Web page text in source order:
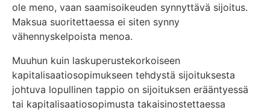
ole meno, vaan saamisoikeuden synnyttävä sijoitus.
Maksua suoritettaessa ei siten synny
vähennyskelpoista menoa.
Muuhun kuin laskuperustekorkoiseen
kapitalisaatiosopimukseen tehdystä sijoituksesta
johtuva lopullinen tappio on sijoituksen erääntyessä
tai kapitalisaatiosopimusta takaisinostettaessa